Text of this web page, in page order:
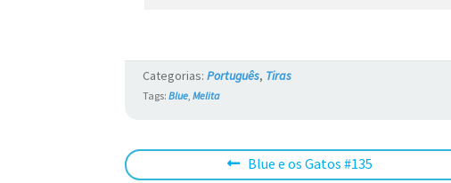
Categorias:Português, Tiras
Tags:Blue ,Melita
Navegação
Post
Blue e os Gatos #135